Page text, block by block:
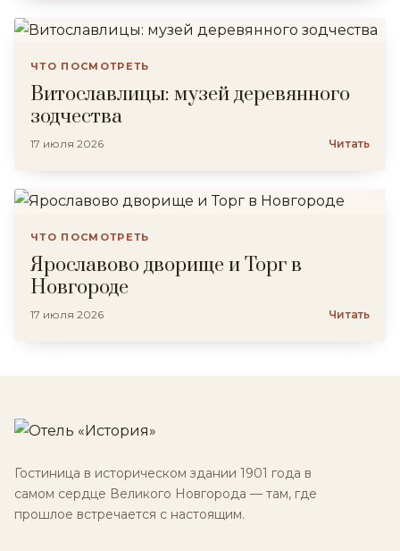
ЧТО ПОСМОТРЕТЬ
Витославлицы: музей деревянного
зодчества
17 июля 2026 Читать
ЧТО ПОСМОТРЕТЬ
Ярославово дворище и Торг в
Новгороде
17 июля 2026 Читать
Гостиница в историческом здании 1901 года в
самом сердце Великого Новгорода — там, где
прошлое встречается с настоящим.